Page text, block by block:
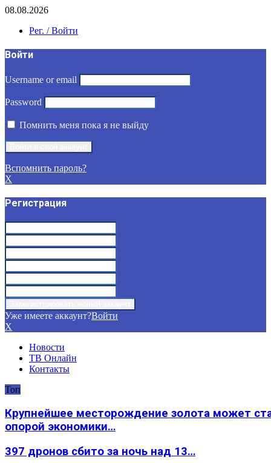
08.08.2026
Рег. / Войти
Войти
Username or email
Password
Помнить меня пока я не выйду
Вспомнить пароль?
X
Регистрация
Уже имеете аккаунт?Войти
X
Новости
ТВ Онлайн
Контакты
Топ
Крупнейшее месторождение золота может
опорой экономики…
397 дронов сбито за ночь над 13…